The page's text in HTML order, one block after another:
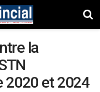
la
2020 et 2024